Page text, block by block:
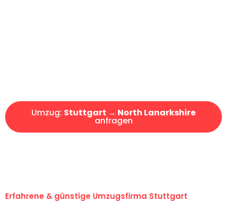
Umzug: Stuttgart → North Lanarkshire
anfragen
Erfahrene & günstige Umzugsfirma Stuttgart